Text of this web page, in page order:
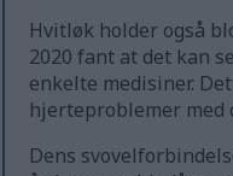
Hvitløk holder også
2020 fant at det kan
enkelte medisiner.
hjerteproblemer med
Dens